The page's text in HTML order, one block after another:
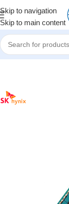
Skip to navigation
Skip to main content
Home/Shop/